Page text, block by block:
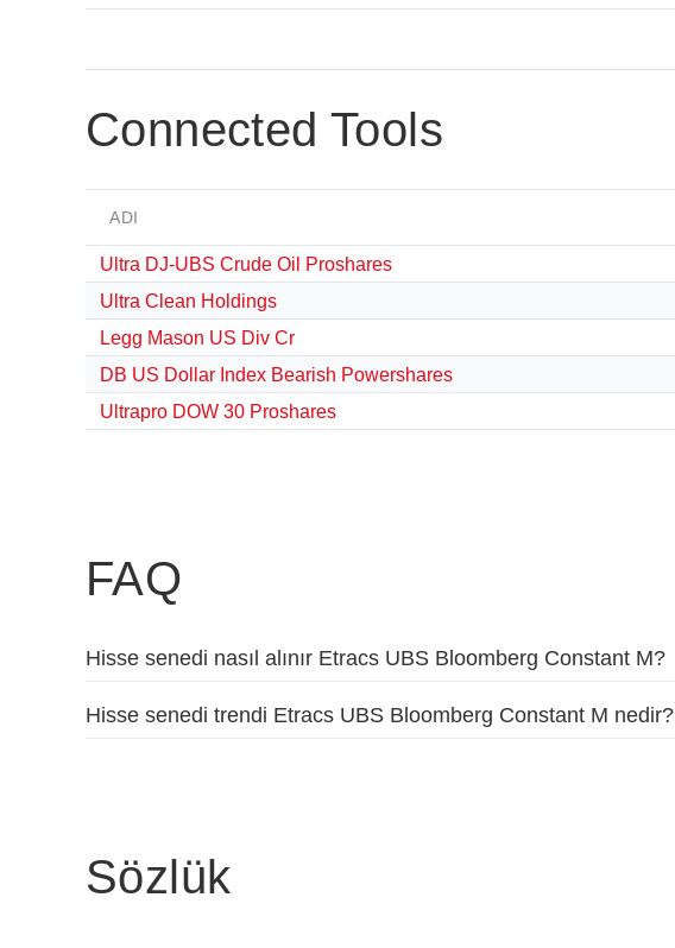
Connected Tools
ADI
Ultra DJ-UBS Crude Oil Proshares
Ultra Clean Holdings
Legg Mason US Div Cr
DB US Dollar Index Bearish Powershares
Ultrapro DOW 30 Proshares
FAQ
Hisse senedi nasıl alınır Etracs UBS Bloomberg Constant M?
Hisse senedi trendi Etracs UBS Bloomberg Constant M nedir?
Sözlük